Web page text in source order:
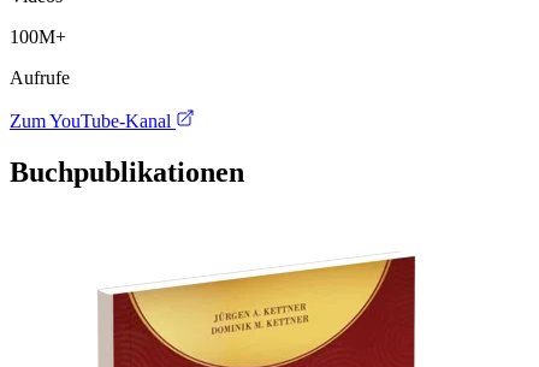
100M+
Aufrufe
Zum YouTube-Kanal
Buchpublikationen